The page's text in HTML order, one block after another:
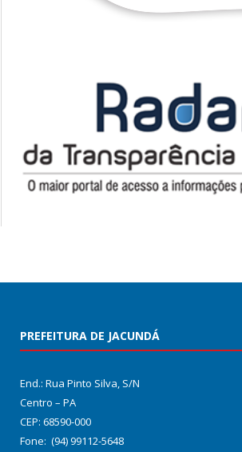
PREFEITURA DE JACUNDÁ
End.: Rua Pinto Silva, S/N
Centro – PA
CEP: 68590-000
Fone: (94) 99112-5648